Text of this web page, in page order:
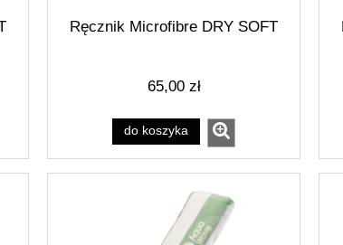
Ręcznik Microfibre DRY SOFT
65,00 zł
do koszyka